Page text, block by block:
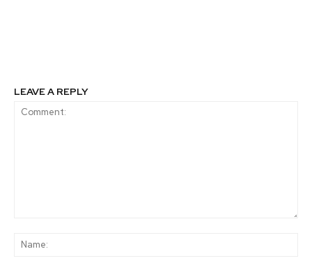
LEAVE A REPLY